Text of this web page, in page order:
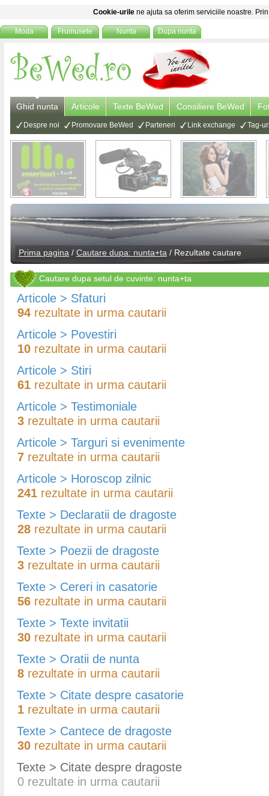
Cookie-urile ne ajuta sa oferim serviciile noastre.
Moda Frumusete Nunta Dupa nunta
Ghid nunta Articole Texte BeWed Consiliere BeWed
Despre noi Promovare BeWed Parteneri Link exchange Tag-
Prima pagina / Cautare dupa: nunta+ta / Rezultate cautare
Cautare dupa setul de cuvinte: nunta+ta
Articole > Sfaturi
94 rezultate in urma cautarii
Articole > Povestiri
10 rezultate in urma cautarii
Articole > Stiri
61 rezultate in urma cautarii
Articole > Testimoniale
3 rezultate in urma cautarii
Articole > Targuri si evenimente
7 rezultate in urma cautarii
Articole > Horoscop zilnic
241 rezultate in urma cautarii
Texte > Declaratii de dragoste
28 rezultate in urma cautarii
Texte > Poezii de dragoste
3 rezultate in urma cautarii
Texte > Cereri in casatorie
56 rezultate in urma cautarii
Texte > Texte invitatii
30 rezultate in urma cautarii
Texte > Oratii de nunta
8 rezultate in urma cautarii
Texte > Citate despre casatorie
1 rezultate in urma cautarii
Texte > Cantece de dragoste
30 rezultate in urma cautarii
Texte > Citate despre dragoste
0 rezultate in urma cautarii